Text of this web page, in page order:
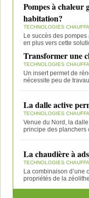
Pompes à chaleur
habitation?
TECHNOLOGIES
Le succès des
en plus vers cette
Transformer une
TECHNOLOGIES
Un insert permet de
nécessite peu de
La dalle active
TECHNOLOGIES
Venue du Nord, la
principe des planchers
La chaudière à
TECHNOLOGIES
La combinaison d’une
propriétés de la